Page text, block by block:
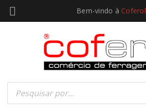
Bem-vindo à Coferol